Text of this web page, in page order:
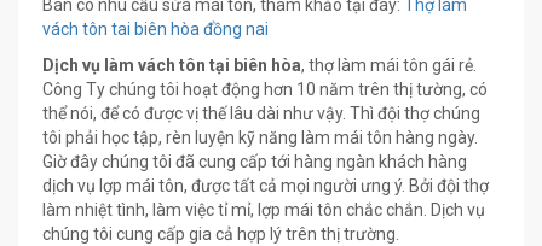
Ban có nhu cầu sửa mái tôn, tham khảo tại đây: Thợ làm
vách tôn tai biên hòa đồng nai
Dịch vụ làm vách tôn tại biên hòa, thợ làm mái tôn gái rẻ.
Công Ty chúng tôi hoạt động hơn 10 năm trên thị tường, có
thể nói, để có được vị thế lâu dài như vậy. Thì đội thợ chúng
tôi phải học tập, rèn luyện kỹ năng làm mái tôn hàng ngày.
Giờ đây chúng tôi đã cung cấp tới hàng ngàn khách hàng
dịch vụ lợp mái tôn, được tất cả mọi người ưng ý. Bởi đội thợ
làm nhiệt tình, làm việc tỉ mỉ, lợp mái tôn chắc chắn. Dịch vụ
chúng tôi cung cấp gia cả hợp lý trên thị trường.